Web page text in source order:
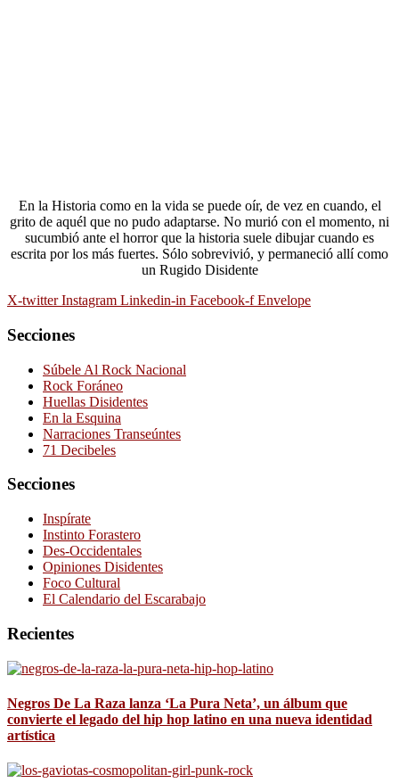
En la Historia como en la vida se puede oír, de vez en cuando, el
grito de aquél que no pudo adaptarse. No murió con el momento, ni
sucumbió ante el horror que la historia suele dibujar cuando es
escrita por los más fuertes. Sólo sobrevivió, y permaneció allí como
un Rugido Disidente
X-twitter Instagram Linkedin-in Facebook-f Envelope
Secciones
Súbele Al Rock Nacional
Rock Foráneo
Huellas Disidentes
En la Esquina
Narraciones Transeúntes
71 Decibeles
Secciones
Inspírate
Instinto Forastero
Des-Occidentales
Opiniones Disidentes
Foco Cultural
El Calendario del Escarabajo
Recientes
Negros De La Raza lanza ‘La Pura Neta’, un álbum que
convierte el legado del hip hop latino en una nueva identidad
artística